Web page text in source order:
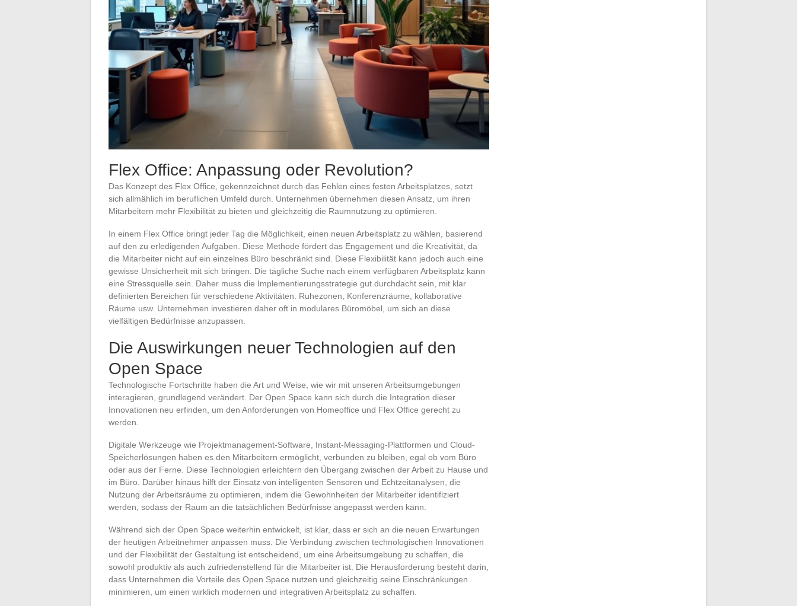
Flex Office: Anpassung oder Revolution?
Das Konzept des Flex Office, gekennzeichnet durch das Fehlen eines festen Arbeitsplatzes, setzt
sich allmählich im beruflichen Umfeld durch. Unternehmen übernehmen diesen Ansatz, um ihren
Mitarbeitern mehr Flexibilität zu bieten und gleichzeitig die Raumnutzung zu optimieren.
In einem Flex Office bringt jeder Tag die Möglichkeit, einen neuen Arbeitsplatz zu wählen, basierend
auf den zu erledigenden Aufgaben. Diese Methode fördert das Engagement und die Kreativität, da
die Mitarbeiter nicht auf ein einzelnes Büro beschränkt sind. Diese Flexibilität kann jedoch auch eine
gewisse Unsicherheit mit sich bringen. Die tägliche Suche nach einem verfügbaren Arbeitsplatz kann
eine Stressquelle sein. Daher muss die Implementierungsstrategie gut durchdacht sein, mit klar
definierten Bereichen für verschiedene Aktivitäten: Ruhezonen, Konferenzräume, kollaborative
Räume usw. Unternehmen investieren daher oft in modulares Büromöbel, um sich an diese
vielfältigen Bedürfnisse anzupassen.
Die Auswirkungen neuer Technologien auf den
Open Space
Technologische Fortschritte haben die Art und Weise, wie wir mit unseren Arbeitsumgebungen
interagieren, grundlegend verändert. Der Open Space kann sich durch die Integration dieser
Innovationen neu erfinden, um den Anforderungen von Homeoffice und Flex Office gerecht zu
werden.
Digitale Werkzeuge wie Projektmanagement-Software, Instant-Messaging-Plattformen und Cloud-
Speicherlösungen haben es den Mitarbeitern ermöglicht, verbunden zu bleiben, egal ob vom Büro
oder aus der Ferne. Diese Technologien erleichtern den Übergang zwischen der Arbeit zu Hause und
im Büro. Darüber hinaus hilft der Einsatz von intelligenten Sensoren und Echtzeitanalysen, die
Nutzung der Arbeitsräume zu optimieren, indem die Gewohnheiten der Mitarbeiter identifiziert
werden, sodass der Raum an die tatsächlichen Bedürfnisse angepasst werden kann.
Während sich der Open Space weiterhin entwickelt, ist klar, dass er sich an die neuen Erwartungen
der heutigen Arbeitnehmer anpassen muss. Die Verbindung zwischen technologischen Innovationen
und der Flexibilität der Gestaltung ist entscheidend, um eine Arbeitsumgebung zu schaffen, die
sowohl produktiv als auch zufriedenstellend für die Mitarbeiter ist. Die Herausforderung besteht darin,
dass Unternehmen die Vorteile des Open Space nutzen und gleichzeitig seine Einschränkungen
minimieren, um einen wirklich modernen und integrativen Arbeitsplatz zu schaffen.